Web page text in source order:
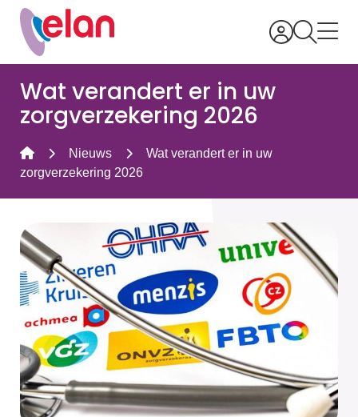
Wat verandert er in uw
zorgverzekering 2026
Nieuws
Wat verandert er in uw
zorgverzekering 2026